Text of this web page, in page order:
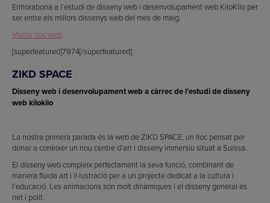
Enhorabona a l’estudi de disseny web i desenvolupament web KiloKilo per
ser entre els millors dissenys web del mes de maig.
Visitar lloc web
[superfeatured]7974[/superfeatured]
ZIKD SPACE
Disseny web i desenvolupament web a càrrec de l’estudi de disseny
web kilokilo
La nostra primera parada és la web de ZIKD SPACE, un lloc pensat per
donar a conèixer un nou centre d’art i disseny immersiu situat a Suïssa.
El disseny web compleix perfectament la seva funció, combinant de
manera fluida art i il·lustració per a un projecte dedicat a la cultura i
l’educació. Les animacions són molt dinàmiques i el disseny general és
net i polit.